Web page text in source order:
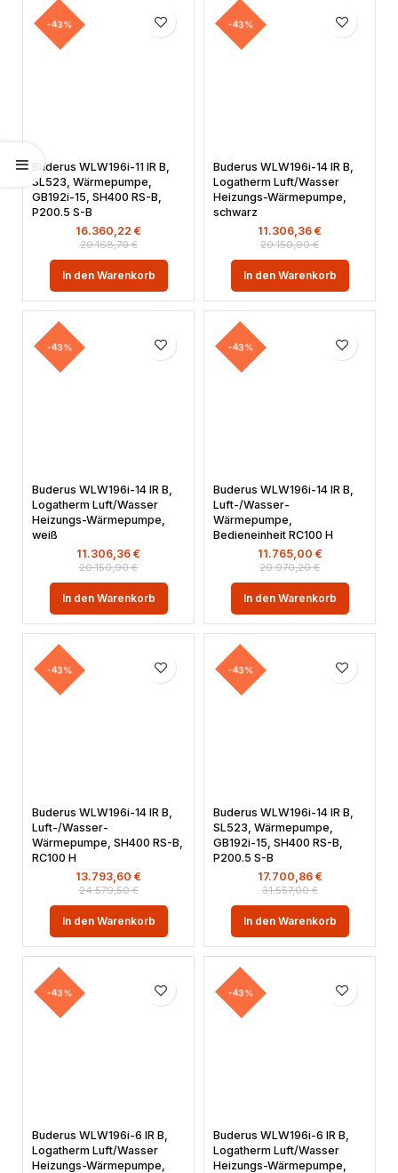
-43%
Buderus WLW196i-11 IR B,
SL523, Wärmepumpe,
GB192i-15, SH400 RS-B,
P200.5 S-B
29.168,70€
16.360,22 €
In den Warenkorb
-43%
Buderus WLW196i-14 IR B,
Logatherm Luft/Wasser
Heizungs-Wärmepumpe,
schwarz
20.150,90€
11.306,36 €
In den Warenkorb
-43%
Buderus WLW196i-14 IR B,
Logatherm Luft/Wasser
Heizungs-Wärmepumpe,
weiß
20.150,90€
11.306,36 €
In den Warenkorb
-43%
Buderus WLW196i-14 IR B,
Luft-/Wasser-
Wärmepumpe,
Bedieneinheit RC100 H
20.970,20€
11.765,00 €
In den Warenkorb
-43%
Buderus WLW196i-14 IR B,
Luft-/Wasser-
Wärmepumpe, SH400 RS-B,
RC100 H
24.579,50€
13.793,60 €
In den Warenkorb
-43%
Buderus WLW196i-14 IR B,
SL523, Wärmepumpe,
GB192i-15, SH400 RS-B,
P200.5 S-B
31.557,00€
17.700,86 €
In den Warenkorb
-43%
Buderus WLW196i-6 IR B,
Logatherm Luft/Wasser
Heizungs-Wärmepumpe,
-43%
Buderus WLW196i-6 IR B,
Logatherm Luft/Wasser
Heizungs-Wärmepumpe,